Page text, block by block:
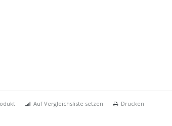
Auf Vergleichsliste setzen Drucken